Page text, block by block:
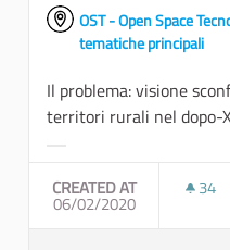
OST - Open Space
tematiche principali
Il problema: visione
territori rurali nel dopo-
CREATED AT
06/02/2020
34